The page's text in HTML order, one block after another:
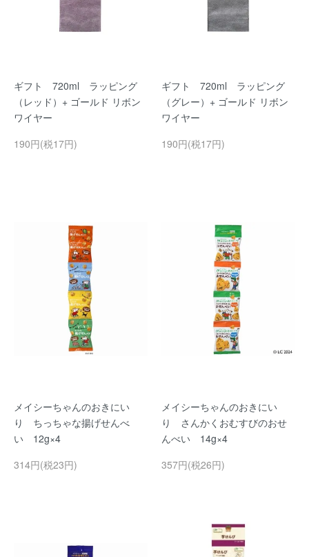
ギフト 720ml ラッピング
（レッド）+ ゴールド リボン
ワイヤー
190円(税17円)
ギフト 720ml ラッピング
（グレー）+ ゴールド リボン
ワイヤー
190円(税17円)
メイシーちゃんのおきにい
り ちっちゃな揚げせんべ
い 12g×4
314円(税23円)
メイシーちゃんのおきにい
り さんかくおむすびのおせ
んべい 14g×4
357円(税26円)